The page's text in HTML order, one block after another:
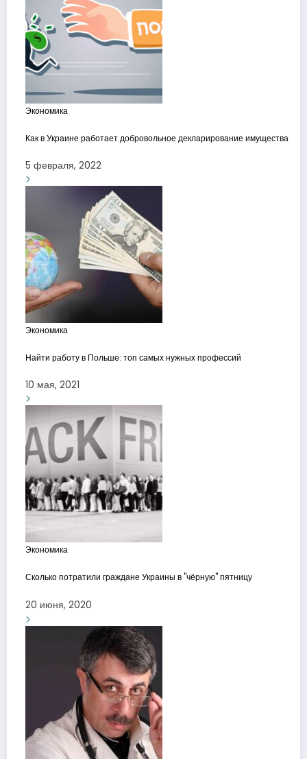
Экономика
Как в Украине работает добровольное декларирование имущества
5 февраля, 2022
Экономика
Найти работу в Польше: топ самых нужных профессий
10 мая, 2021
Экономика
Сколько потратили граждане Украины в "чёрную" пятницу
20 июня, 2020